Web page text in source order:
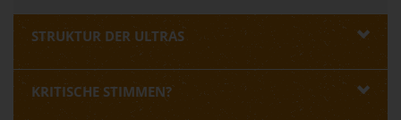
STRUKTUR DER ULTRAS
KRITISCHE STIMMEN?